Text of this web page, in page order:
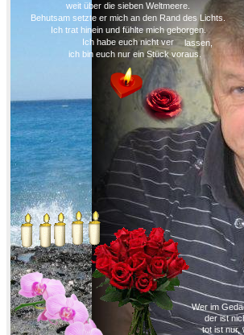
der ist
tot ist nur,
weit über die sieben Weltmeere.
Behutsam setzte er mich an den Rand des Lichts.
Ich trat hinein und fühlte mich geborgen.
Ich habe euch nicht ver
lassen,
ich bin euch nur ein Stück voraus.
Wer im